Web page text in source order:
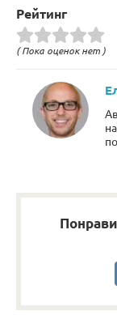
Рейтинг
( Пока оценок нет )